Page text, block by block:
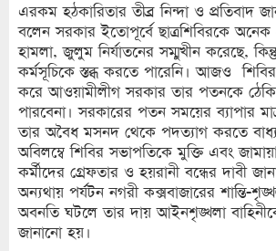
এরকম হঠকারিতার তীব্র নিন্দা ও প্রতিবাদ
বলেন সরকার ইতোপূর্বে ছাত্রশিবিরকে অনেক
হামলা, জুলুম নির্যাতনের সম্মুখীন করেছে, কিন্তু
কর্মসূচিকে স্তব্ধ করতে পারেনি। আজও
করে আওয়ামীলীগ সরকার তার পতনকে
পারবেনা। সরকারের পতন সময়ের ব্যাপার
তার অবৈধ মসনদ থেকে পদত্যাগ করতে
অবিলম্বে শিবির সভাপতিকে মুক্তি এবং
কর্মীদের গ্রেফতার ও হয়রানী বন্ধের দাবী
অন্যথায় পর্যটন নগরী কক্সবাজারের শান্তি-
অবনতি ঘটলে তার দায় আইনশৃঙ্খলা
জানানো হয়।